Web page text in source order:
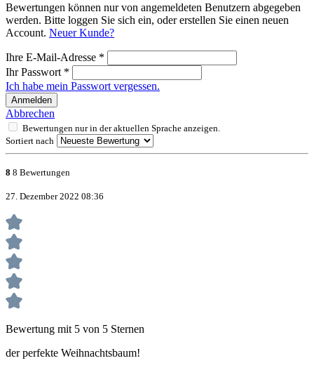
Bewertungen können nur von angemeldeten Benutzern abgegeben
werden. Bitte loggen Sie sich ein, oder erstellen Sie einen neuen
Account. Neuer Kunde?
Ihre E-Mail-Adresse *
Ihr Passwort *
Ich habe mein Passwort vergessen.
Anmelden
Abbrechen
Bewertungen nur in der aktuellen Sprache anzeigen.
Sortiert nach
8 8 Bewertungen
27. Dezember 2022 08:36
Bewertung mit 5 von 5 Sternen
der perfekte Weihnachtsbaum!